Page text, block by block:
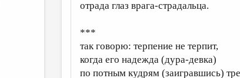
отрада глаз врага-страдальца.
***
так говорю: терпение не терпит,
когда его надежда (дура-девка)
по потным кудрям (заигравшись)